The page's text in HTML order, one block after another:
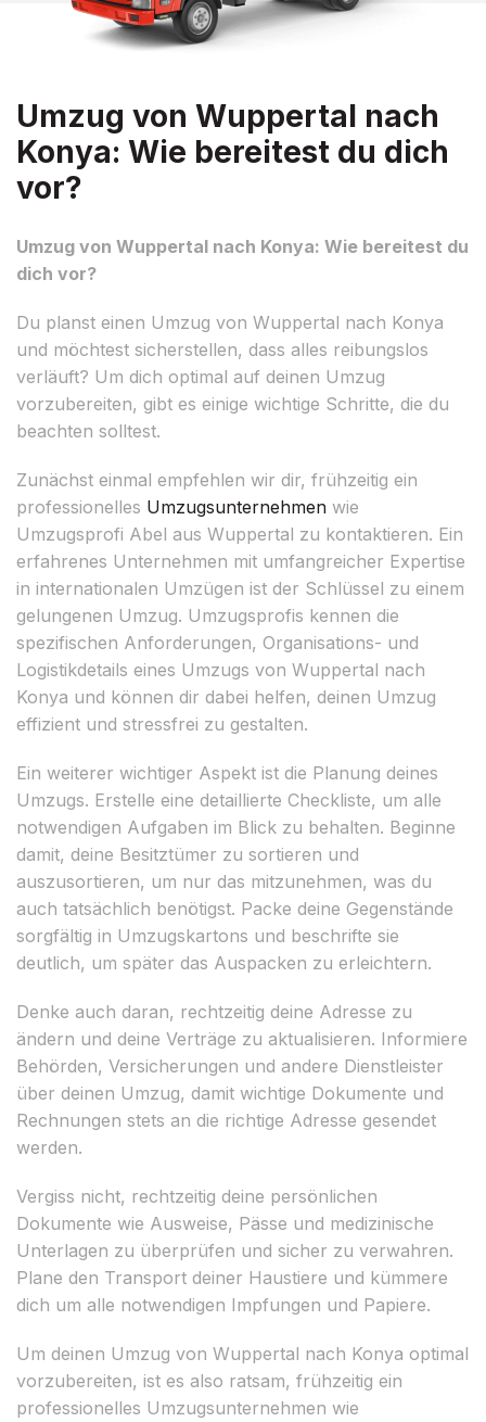
Umzug von Wuppertal nach
Konya: Wie bereitest du dich
vor?
Umzug von Wuppertal nach Konya: Wie bereitest du
dich vor?
Du planst einen Umzug von Wuppertal nach Konya
und möchtest sicherstellen, dass alles reibungslos
verläuft? Um dich optimal auf deinen Umzug
vorzubereiten, gibt es einige wichtige Schritte, die du
beachten solltest.
Zunächst einmal empfehlen wir dir, frühzeitig ein
professionelles Umzugsunternehmen wie
Umzugsprofi Abel aus Wuppertal zu kontaktieren. Ein
erfahrenes Unternehmen mit umfangreicher Expertise
in internationalen Umzügen ist der Schlüssel zu einem
gelungenen Umzug. Umzugsprofis kennen die
spezifischen Anforderungen, Organisations- und
Logistikdetails eines Umzugs von Wuppertal nach
Konya und können dir dabei helfen, deinen Umzug
effizient und stressfrei zu gestalten.
Ein weiterer wichtiger Aspekt ist die Planung deines
Umzugs. Erstelle eine detaillierte Checkliste, um alle
notwendigen Aufgaben im Blick zu behalten. Beginne
damit, deine Besitztümer zu sortieren und
auszusortieren, um nur das mitzunehmen, was du
auch tatsächlich benötigst. Packe deine Gegenstände
sorgfältig in Umzugskartons und beschrifte sie
deutlich, um später das Auspacken zu erleichtern.
Denke auch daran, rechtzeitig deine Adresse zu
ändern und deine Verträge zu aktualisieren. Informiere
Behörden, Versicherungen und andere Dienstleister
über deinen Umzug, damit wichtige Dokumente und
Rechnungen stets an die richtige Adresse gesendet
werden.
Vergiss nicht, rechtzeitig deine persönlichen
Dokumente wie Ausweise, Pässe und medizinische
Unterlagen zu überprüfen und sicher zu verwahren.
Plane den Transport deiner Haustiere und kümmere
dich um alle notwendigen Impfungen und Papiere.
Um deinen Umzug von Wuppertal nach Konya optimal
vorzubereiten, ist es also ratsam, frühzeitig ein
professionelles Umzugsunternehmen wie